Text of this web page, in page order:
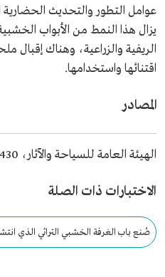
عوامل التطور والتحديث الحضارية
يزال هذا النمط من الأبواب
الريفية والزراعية، وهناك
اقتنائها واستخدامها.
المصادر
الهيئة العامة للسياحة والآثار، 1430هـ.
الاختبارات ذات الصلة
صُنع باب الغرفة الخشبي التراثي الذي